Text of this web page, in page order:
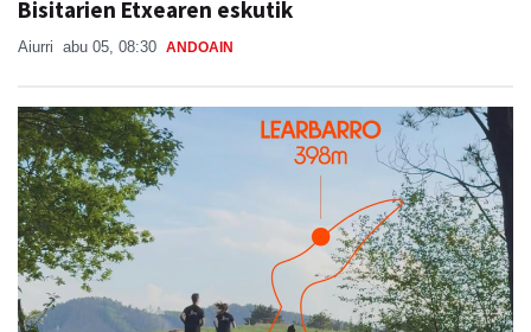
Bisitarien Etxearen eskutik
Aiurri abu 05, 08:30 ANDOAIN